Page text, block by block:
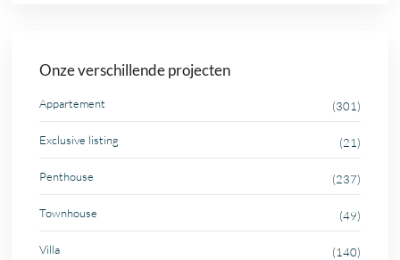
Onze verschillende projecten
Appartement (301)
Exclusive listing (21)
Penthouse (237)
Townhouse (49)
Villa (140)